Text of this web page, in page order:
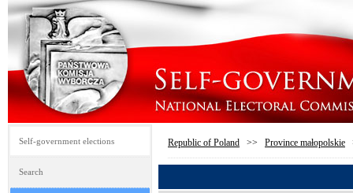
Self-government elections
Search
Republic of Poland >> Province małopolskie